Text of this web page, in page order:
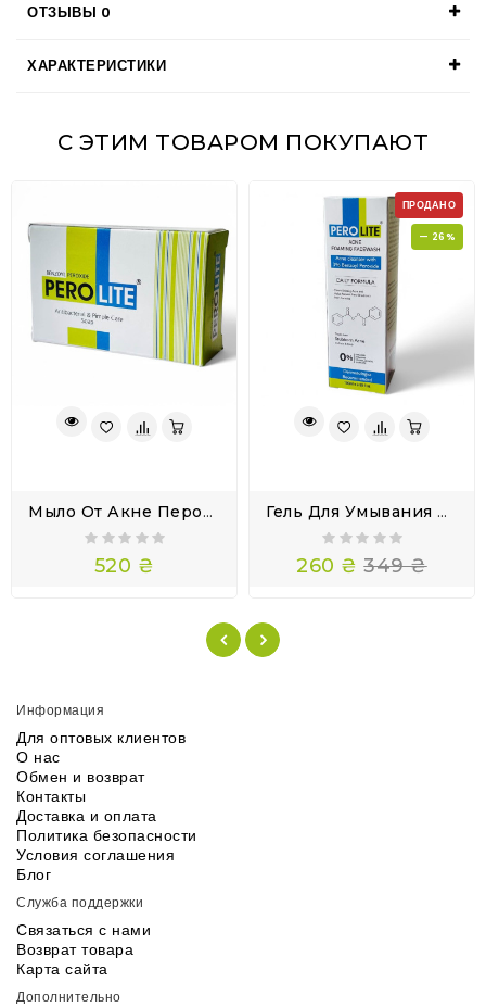
ОТЗЫВЫ 0
ХАРАКТЕРИСТИКИ
С ЭТИМ ТОВАРОМ ПОКУПАЮТ
Мыло От Акне Перолайт Бензойл Пероксид 2,5 Soap Perolite
520 ₴
ПРОДАНО
— 26%
Гель Для Умывания Перекись Бензоила Perolite 3% Acne Facewash 100 Мл
260 ₴ 349 ₴
Информация
Для оптовых клиентов
О нас
Обмен и возврат
Контакты
Доставка и оплата
Политика безопасности
Условия соглашения
Блог
Служба поддержки
Связаться с нами
Возврат товара
Карта сайта
Дополнительно